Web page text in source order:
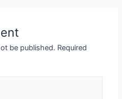
be published. Required